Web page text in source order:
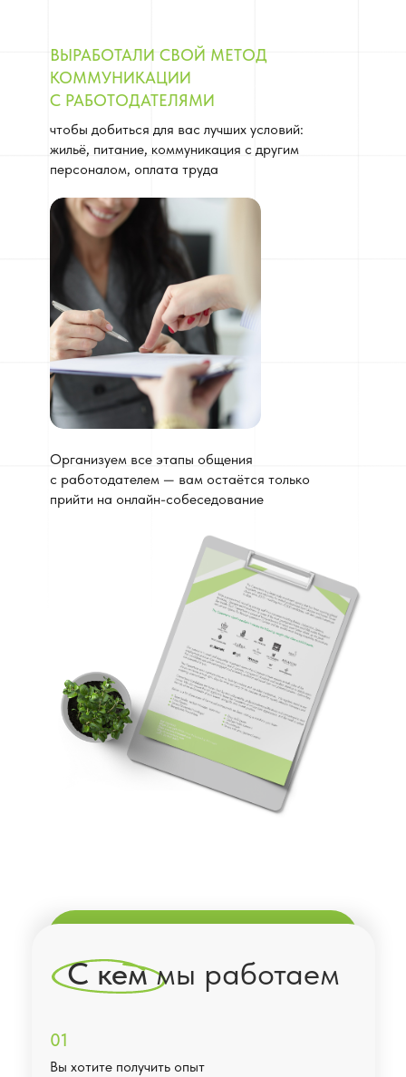
чтобы добиться для вас лучших условий:
жильё, питание, коммуникация с другим
персоналом, оплата труда
Организуем все этапы общения
с работодателем — вам остаётся только
прийти на онлайн-собеседование
ВЫРАБОТАЛИ СВОЙ МЕТОД
КОММУНИКАЦИИ
С РАБОТОДАТЕЛЯМИ
С кеммы работаем
Вы хотите получить опыт
01